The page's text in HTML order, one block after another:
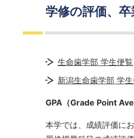
学修の評価、
生命歯学部 学生便覧
新潟生命歯学部 学
GPA （Grade Point
本学では、成績評価に